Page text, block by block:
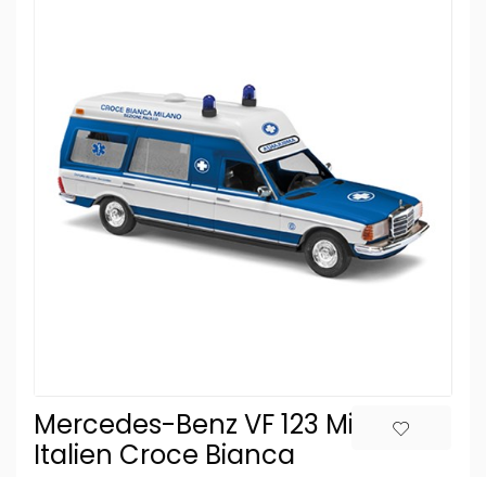
Mercedes-Benz VF 123 Miesen,
Italien Croce Bianca